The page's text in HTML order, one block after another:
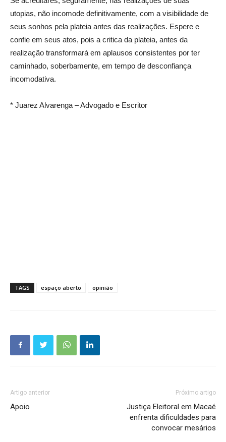
utopias, não incomode definitivamente, com a visibilidade de
seus sonhos pela plateia antes das realizações. Espere e
confie em seus atos, pois a critica da plateia, antes da
realização transformará em aplausos consistentes por ter
caminhado, soberbamente, em tempo de desconfiança
incomodativa.
* Juarez Alvarenga – Advogado e Escritor
TAGS espaço aberto opinião
Artigo anterior
Apoio
Próximo artigo
Justiça Eleitoral em Macaé
enfrenta dificuldades para
convocar mesários